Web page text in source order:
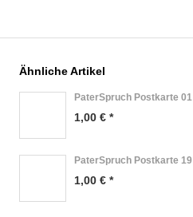
Ähnliche Artikel
PaterSpruch Postkarte 01
1,00 € *
PaterSpruch Postkarte 19
1,00 € *